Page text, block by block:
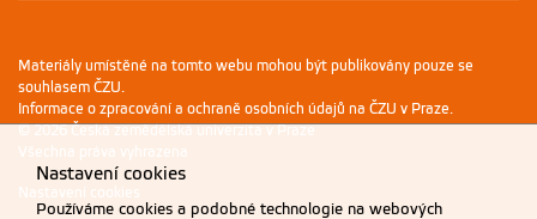
Materiály umístěné na tomto webu mohou být publikovány pouze se
souhlasem ČZU.
Informace o zpracování a ochraně osobních údajů na ČZU v Praze.
© 2026 Česká zemědělská univerzita v Praze
Všechna práva vyhrazena
Nastavení cookies
Nastavení cookies
Používáme cookies a podobné technologie na webových